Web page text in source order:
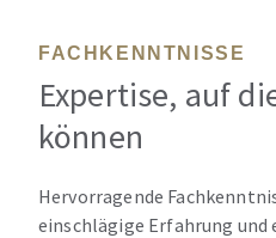
FACHKENNTNISSE
Expertise, auf
können
Hervorragende
einschlägige Erfahrung